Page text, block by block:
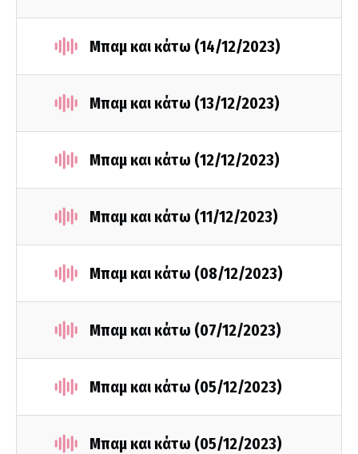
Μπαμ και κάτω (14/12/2023)
Μπαμ και κάτω (13/12/2023)
Μπαμ και κάτω (12/12/2023)
Μπαμ και κάτω (11/12/2023)
Μπαμ και κάτω (08/12/2023)
Μπαμ και κάτω (07/12/2023)
Μπαμ και κάτω (05/12/2023)
Μπαμ και κάτω (05/12/2023)